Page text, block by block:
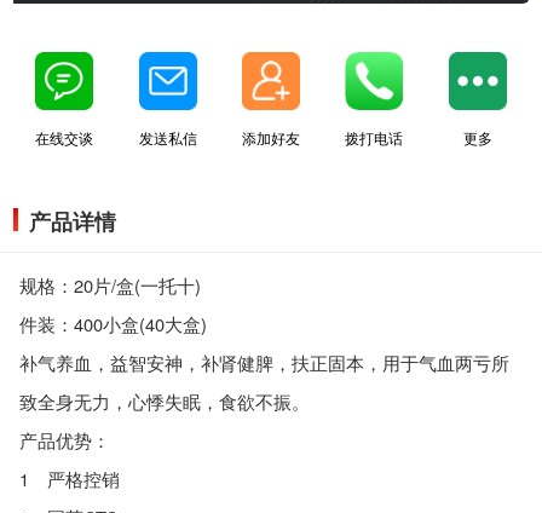
在线交谈 发送私信 添加好友 拨打电话 更多
产品详情
规格：20片/盒(一托十)
件装：400小盒(40大盒)
补气养血，益智安神，补肾健脾，扶正固本，用于气血两亏所
致全身无力，心悸失眠，食欲不振。
产品优势：
1 严格控销